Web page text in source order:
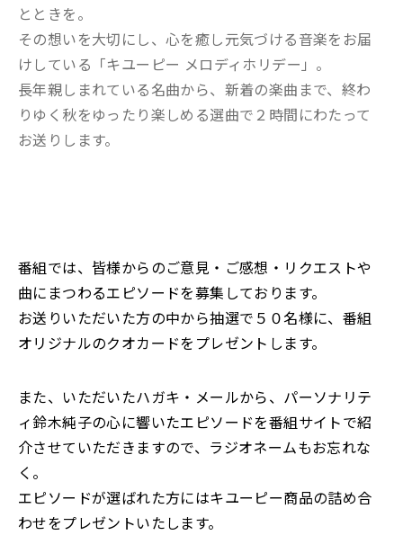
とときを。
その想いを大切にし、心を癒し元気づける音楽をお届
けしている「キユーピー メロディホリデー」。
長年親しまれている名曲から、新着の楽曲まで、終わ
りゆく秋をゆったり楽しめる選曲で２時間にわたって
お送りします。
番組では、皆様からのご意見・ご感想・リクエストや
曲にまつわるエピソードを募集しております。
お送りいただいた方の中から抽選で５０名様に、番組
オリジナルのクオカードをプレゼントします。
また、いただいたハガキ・メールから、パーソナリテ
ィ鈴木純子の心に響いたエピソードを番組サイトで紹
介させていただきますので、ラジオネームもお忘れな
く。
エピソードが選ばれた方にはキユーピー商品の詰め合
わせをプレゼントいたします。